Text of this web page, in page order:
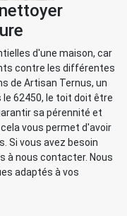
d'une maison, car
contre les différentes
de Artisan Ternus, un
62450, le toit doit être
sa pérennité et
vous permet d'avoir
Si vous avez besoin
à nous contacter. Nous
adaptés à vos